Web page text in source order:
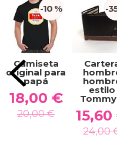
-10 %
Camiseta
original para
papá
18,00 €
20,00 €
-
estilo
24,00